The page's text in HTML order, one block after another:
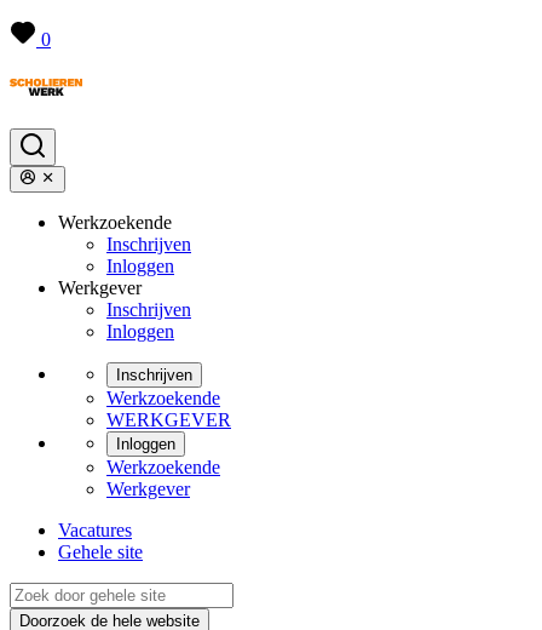
0
Werkzoekende
Inschrijven
Inloggen
Werkgever
Inschrijven
Inloggen
Inschrijven
Werkzoekende
WERKGEVER
Inloggen
Werkzoekende
Werkgever
Vacatures
Gehele site